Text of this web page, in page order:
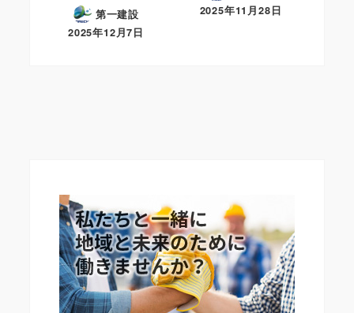
第一建設
2025年12月7日
2025年11月28日